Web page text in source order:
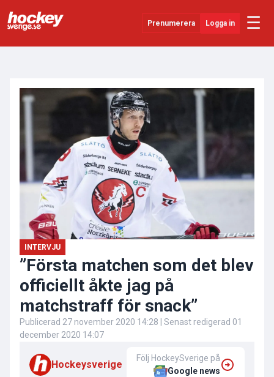
Prenumerera Logga in ☰
Övrigt
INTERVJU
”Första matchen som det blev
officiellt åkte jag på
matchstraff för snack”
Publicerad 27 november 2020 14:28 | Senast redigerad 01
december 2020 14:07
Hockeysverige
Följ HockeySverige på
Google news